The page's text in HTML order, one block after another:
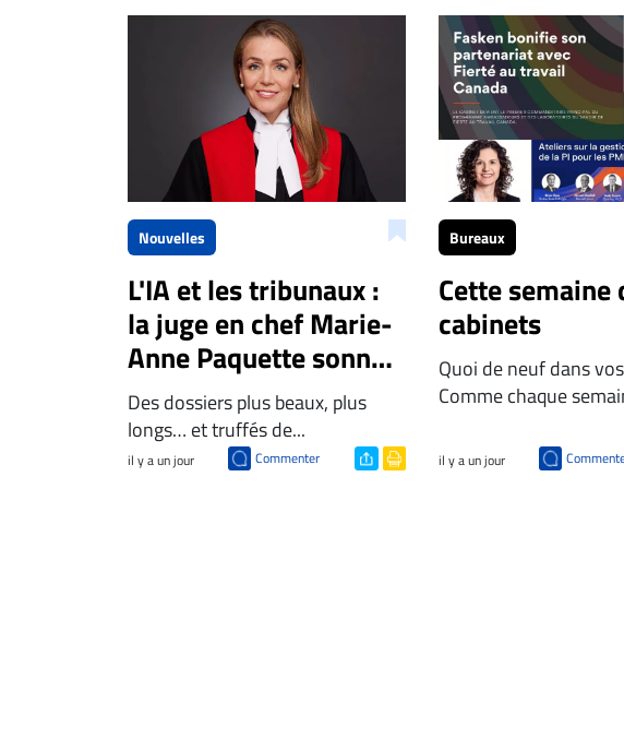
Nouvelles
L'IA et les tribunaux :
la juge en chef Marie-
Anne Paquette sonne
l'alarme
Des dossiers plus beaux, plus
longs… et truffés de...
il y a un jour Commenter
Bureaux
Cette semaine
cabinets
Quoi de neuf dans
Comme chaque
il y a un jour